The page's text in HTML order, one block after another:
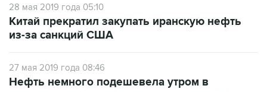
из-за санкций США
27 мая 2019 года 08:46
понедельник после резкого падения на
прошлой неделе